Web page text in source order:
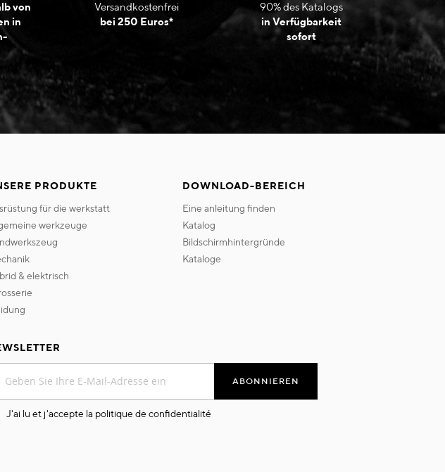
von
in
Versandkostenfrei
bei 250 Euros*
90% des Katalogs
in Verfügbarkeit
sofort
PRODUKTE
für die werkstatt
werkzeuge
& elektrisch
DOWNLOAD-BEREICH
eine anleitung finden
katalog
bildschirmhintergründe
kataloge
ABONNIEREN
J'ai lu et j'accepte la politique de confidentialité